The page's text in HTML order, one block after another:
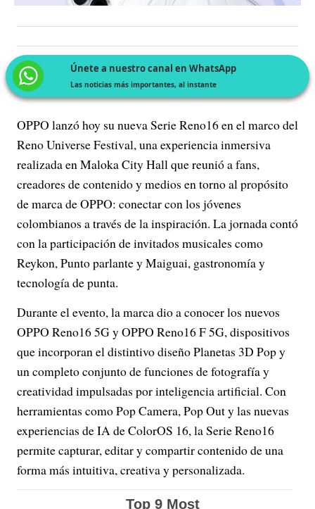
Únete a nuestro canal en WhatsApp
Las noticias más importantes, al instante
OPPO lanzó hoy su nueva Serie Reno16 en el marco del
Reno Universe Festival, una experiencia inmersiva
realizada en Maloka City Hall que reunió a fans,
creadores de contenido y medios en torno al propósito
de marca de OPPO: conectar con los jóvenes
colombianos a través de la inspiración. La jornada contó
con la participación de invitados musicales como
Reykon, Punto parlante y Maiguai, gastronomía y
tecnología de punta.
Durante el evento, la marca dio a conocer los nuevos
OPPO Reno16 5G y OPPO Reno16 F 5G, dispositivos
que incorporan el distintivo diseño Planetas 3D Pop y
un completo conjunto de funciones de fotografía y
creatividad impulsadas por inteligencia artificial. Con
herramientas como Pop Camera, Pop Out y las nuevas
experiencias de IA de ColorOS 16, la Serie Reno16
permite capturar, editar y compartir contenido de una
forma más intuitiva, creativa y personalizada.